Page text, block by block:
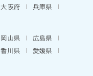
大阪府
兵庫県
岡山県
広島県
香川県
愛媛県